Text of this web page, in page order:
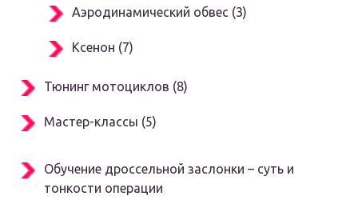
Аэродинамический обвес (3)
Ксенон (7)
Тюнинг мотоциклов (8)
Мастер-классы (5)
Обучение дроссельной заслонки – суть и
тонкости операции